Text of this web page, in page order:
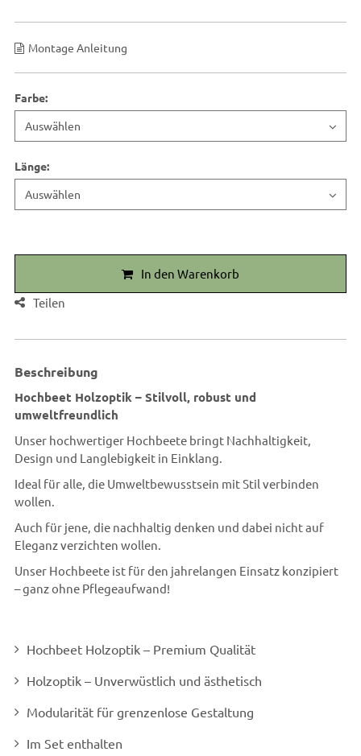
Montage Anleitung
Farbe:
Länge:
In den Warenkorb
Teilen
Beschreibung
Hochbeet Holzoptik – Stilvoll, robust und
umweltfreundlich
Unser hochwertiger Hochbeete bringt Nachhaltigkeit,
Design und Langlebigkeit in Einklang.
Ideal für alle, die Umweltbewusstsein mit Stil verbinden
wollen.
Auch für jene, die nachhaltig denken und dabei nicht auf
Eleganz verzichten wollen.
Unser Hochbeete ist für den jahrelangen Einsatz konzipiert
– ganz ohne Pflegeaufwand!
Hochbeet Holzoptik – Premium Qualität
Holzoptik – Unverwüstlich und ästhetisch
Modularität für grenzenlose Gestaltung
Im Set enthalten